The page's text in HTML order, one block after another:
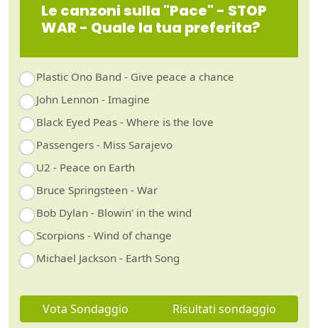
Le canzoni sulla "Pace" - STOP
WAR - Quale la tua preferita?
Plastic Ono Band - Give peace a chance
John Lennon - Imagine
Black Eyed Peas - Where is the love
Passengers - Miss Sarajevo
U2 - Peace on Earth
Bruce Springsteen - War
Bob Dylan - Blowin' in the wind
Scorpions - Wind of change
Michael Jackson - Earth Song
Vota Sondaggio Risultati sondaggio